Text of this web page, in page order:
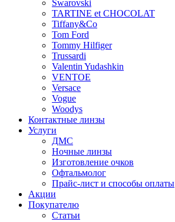
Swarovski
TARTINE et CHOCOLAT
Tiffany&Co
Tom Ford
Tommy Hilfiger
Trussardi
Valentin Yudashkin
VENTOE
Versace
Vogue
Woodys
Контактные линзы
Услуги
ДМС
Ночные линзы
Изготовление очков
Офтальмолог
Прайс-лист и способы оплаты
Акции
Покупателю
Статьи